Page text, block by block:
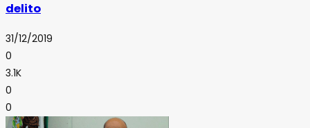
delito
31/12/2019
0
3.1K
0
0